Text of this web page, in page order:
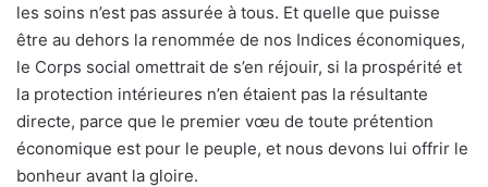
les soins n’est pas assurée à tous. Et quelle que puisse
être au dehors la renommée de nos Indices économiques,
le Corps social omettrait de s’en réjouir, si la prospérité et
la protection intérieures n’en étaient pas la résultante
directe, parce que le premier vœu de toute prétention
économique est pour le peuple, et nous devons lui offrir le
bonheur avant la gloire.